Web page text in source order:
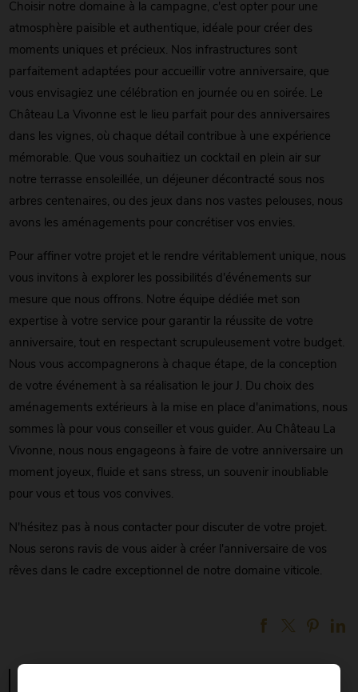
Choisir notre domaine à la campagne, c'est opter pour une
atmosphère paisible et authentique, idéale pour créer des
moments uniques et précieux. Nos infrastructures sont
parfaitement adaptées pour accueillir votre anniversaire, que
vous envisagiez une célébration en journée ou en soirée. Le
Château La Vivonne est le lieu parfait pour des anniversaires
dans les vignes, où chaque détail contribue à une expérience
mémorable. Que vous souhaitiez un cocktail en plein air sur
notre terrasse ensoleillée, un déjeuner décontracté sous nos
arbres centenaires, ou des jeux dans nos vastes pelouses, nous
avons les aménagements pour concrétiser vos envies.
Pour affiner votre projet et le rendre véritablement unique, nous
vous invitons à explorer les possibilités d'événements sur
mesure que nous offrons. Notre équipe dédiée met son
expertise à votre service pour garantir la réussite de votre
anniversaire, tout en respectant scrupuleusement votre budget.
Nous vous accompagnerons à chaque étape, de la conception
de votre événement à sa réalisation le jour J. Du choix des
aménagements extérieurs à la mise en place d'animations, nous
sommes là pour vous conseiller et vous guider. Au Château La
Vivonne, nous nous engageons à faire de votre anniversaire un
moment joyeux, fluide et sans stress, un souvenir inoubliable
pour vous et tous vos convives.
N'hésitez pas à nous contacter pour discuter de votre projet.
Nous serons ravis de vous aider à créer l'anniversaire de vos
rêves dans le cadre exceptionnel de notre domaine viticole.